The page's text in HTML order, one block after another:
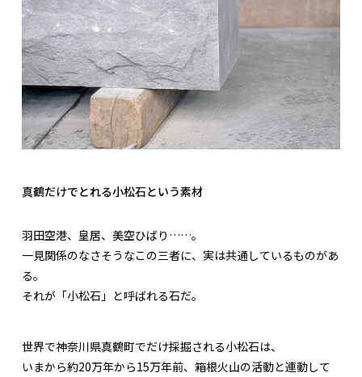
真鶴だけでとれる小松石という素材
羽田空港、皇居、美空ひばり……。
一見関係のなさそうなこの三者に、実は共通しているものがあ
る。
それが「小松石」と呼ばれる石だ。
世界で神奈川県真鶴町でだけ採掘される小松石は、
いまから約20万年から15万年前、箱根火山の活動と連動して